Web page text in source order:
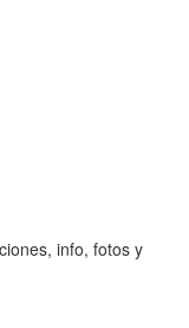
info, fotos y